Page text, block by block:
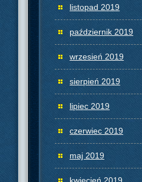
listopad 2019
październik 2019
wrzesień 2019
sierpień 2019
lipiec 2019
czerwiec 2019
maj 2019
kwiecień 2019